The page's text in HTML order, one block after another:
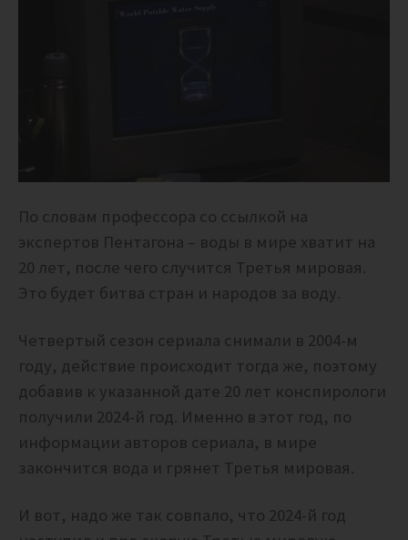
По словам профессора со ссылкой на
экспертов Пентагона – воды в мире хватит на
20 лет, после чего случится Третья мировая.
Это будет битва стран и народов за воду.
Четвертый сезон сериала снимали в 2004-м
году, действие происходит тогда же, поэтому
добавив к указанной дате 20 лет конспирологи
получили 2024-й год. Именно в этот год, по
информации авторов сериала, в мире
закончится вода и грянет Третья мировая.
И вот, надо же так совпало, что 2024-й год